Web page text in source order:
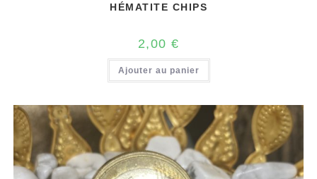
HÉMATITE CHIPS
2,00 €
Ajouter au panier